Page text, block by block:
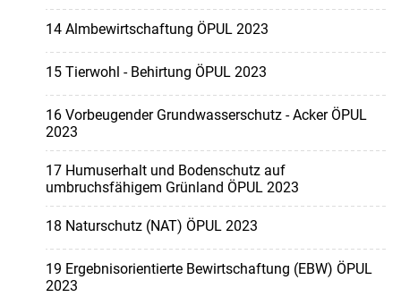
14 Almbewirtschaftung ÖPUL 2023
15 Tierwohl - Behirtung ÖPUL 2023
16 Vorbeugender Grundwasserschutz - Acker ÖPUL
2023
17 Humuserhalt und Bodenschutz auf
umbruchsfähigem Grünland ÖPUL 2023
18 Naturschutz (NAT) ÖPUL 2023
19 Ergebnisorientierte Bewirtschaftung (EBW) ÖPUL
2023